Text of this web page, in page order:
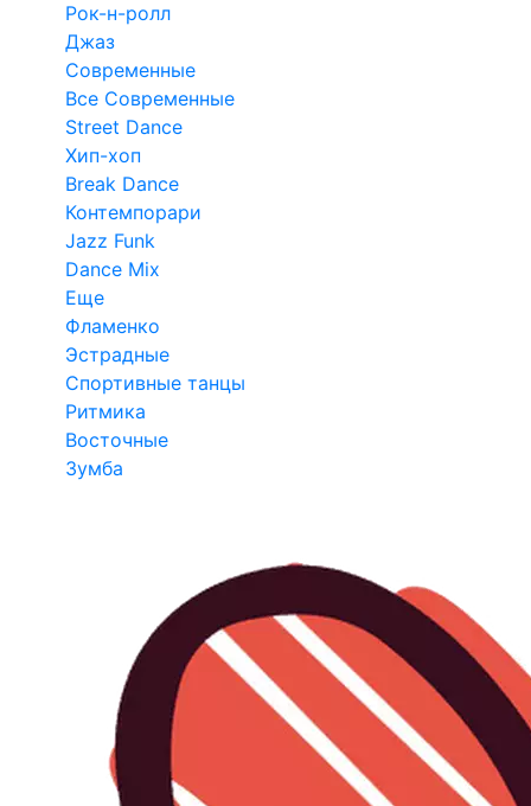
Рок-н-ролл
Джаз
Современные
Все Современные
Street Dance
Хип-хоп
Break Dance
Контемпорари
Jazz Funk
Dance Mix
Еще
Фламенко
Эстрадные
Спортивные танцы
Ритмика
Восточные
Зумба